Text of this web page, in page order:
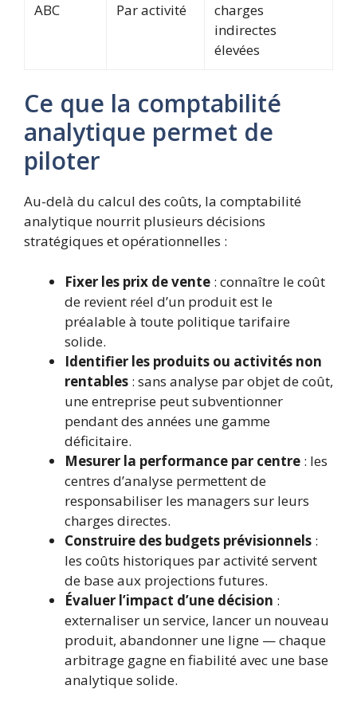
ABC Par activité
charges
indirectes
élevées
Ce que la comptabilité
analytique permet de
piloter
Au-delà du calcul des coûts, la comptabilité
analytique nourrit plusieurs décisions
stratégiques et opérationnelles :
Fixer les prix de vente : connaître le coût
de revient réel d’un produit est le
préalable à toute politique tarifaire
solide.
Identifier les produits ou activités non
rentables : sans analyse par objet de coût,
une entreprise peut subventionner
pendant des années une gamme
déficitaire.
Mesurer la performance par centre : les
centres d’analyse permettent de
responsabiliser les managers sur leurs
charges directes.
Construire des budgets prévisionnels :
les coûts historiques par activité servent
de base aux projections futures.
Évaluer l’impact d’une décision :
externaliser un service, lancer un nouveau
produit, abandonner une ligne — chaque
arbitrage gagne en fiabilité avec une base
analytique solide.